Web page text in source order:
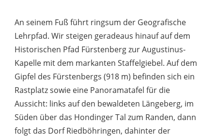
An seinem Fuß führt ringsum der Geografische
Lehrpfad. Wir steigen geradeaus hinauf auf dem
Historischen Pfad Fürstenberg zur Augustinus-
Kapelle mit dem markanten Staffelgiebel. Auf dem
Gipfel des Fürstenbergs (918 m) befinden sich ein
Rastplatz sowie eine Panoramatafel für die
Aussicht: links auf den bewaldeten Längeberg, im
Süden über das Hondinger Tal zum Randen, dann
folgt das Dorf Riedböhringen, dahinter der